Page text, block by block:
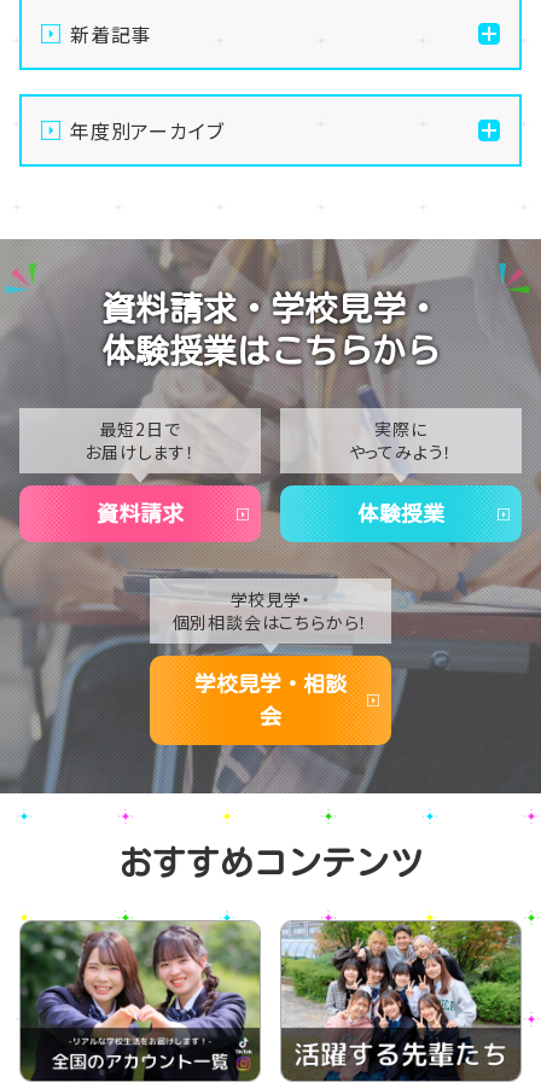
新着記事
通信制高校の学習風景
メイク美容専攻の授業風景
演技の授業風景
Vtuberという表現を学ぶ
年度別アーカイブ
2025
2024
2023
2021
2020
資料請求・学校見学・
体験授業はこちらから
最短2日で
お届けします！
資料請求
実際に
やってみよう！
体験授業
学校見学・
個別相談会はこちらから！
学校見学・相談
会
おすすめコンテンツ